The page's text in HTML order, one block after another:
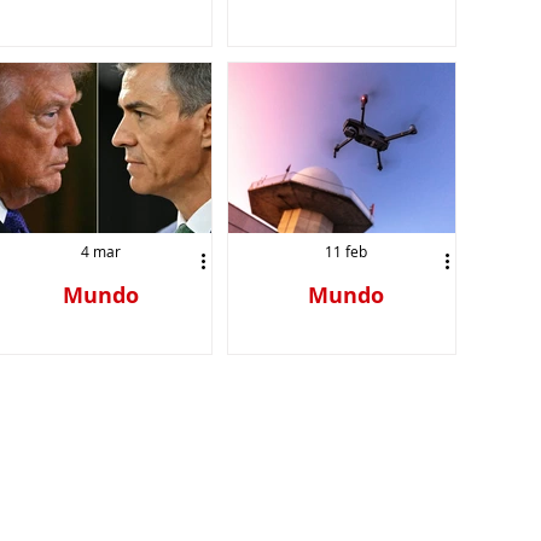
desclasificar
archivos
Ovnis y vida
extraterrestre
Sánchez claman
desde Barcelona
contra la guerra y
el unilateralismo
Mundo
4 mar
Mundo
11 feb